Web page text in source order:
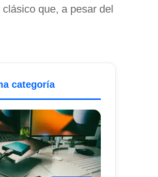
que, a pesar del
categoría